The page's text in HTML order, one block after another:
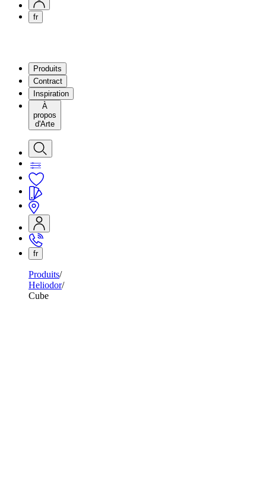
fr
Produits
Contract
Inspiration
À
propos
d'Arte
fr
Produits
Heliodor
Cube